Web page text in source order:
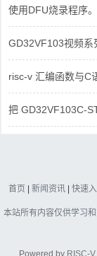
使用DFU烧录程序
GD32VF103视频系
risc-v 汇编函数与C
把 GD32VF103C-
首页 | 新闻资讯 | 快速入
本站所有内容仅供学习
Powered by RISC-